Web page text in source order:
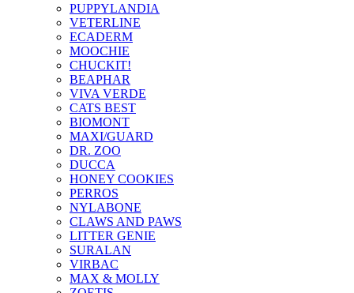
PUPPYLANDIA
VETERLINE
ECADERM
MOOCHIE
CHUCKIT!
BEAPHAR
VIVA VERDE
CATS BEST
BIOMONT
MAXI/GUARD
DR. ZOO
DUCCA
HONEY COOKIES
PERROS
NYLABONE
CLAWS AND PAWS
LITTER GENIE
SURALAN
VIRBAC
MAX & MOLLY